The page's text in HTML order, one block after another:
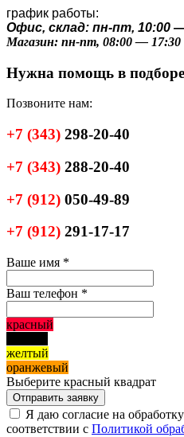
график работы:
Офис, склад: пн-пт, 10:00
Магазин: пн-пт, 08:00 — 17:30
Нужна помощь в
Позвоните нам:
+7 (343) 298-20-40
+7 (343) 288-20-40
+7 (912) 050-49-89
+7 (912) 291-17-17
Ваше имя *
Ваш телефон *
красный
желтый
оранжевый
Выберите красный квадрат
Я даю согласие на
соответствии с Политикой